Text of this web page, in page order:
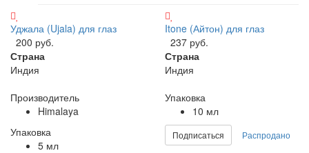
Уджала (Ujala) для глаз
200 руб.
Страна
Индия
Производитель
Himalaya
Упаковка
5 мл
Itone (Айтон) для глаз
237 руб.
Страна
Индия
Упаковка
10 мл
Подписаться Распродано